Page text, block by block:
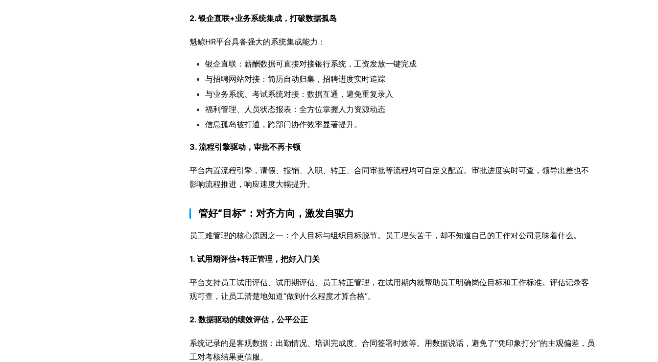
2. 银企直联+业务系统集成，打破数据孤岛
魁鲸HR平台具备强大的系统集成能力：
银企直联：薪酬数据可直接对接银行系统，工资发放一键完成
与招聘网站对接：简历自动归集，招聘进度实时追踪
与业务系统、考试系统对接：数据互通，避免重复录入
福利管理、人员状态报表：全方位掌握人力资源动态
信息孤岛被打通，跨部门协作效率显著提升。
3. 流程引擎驱动，审批不再卡顿
平台内置流程引擎，请假、报销、入职、转正、合同审批等流程均可自定义配置。审批进度实时可查，领导出差也不
影响流程推进，响应速度大幅提升。
管好“目标”：对齐方向，激发自驱力
员工难管理的核心原因之一：个人目标与组织目标脱节。员工埋头苦干，却不知道自己的工作对公司意味着什么。
1. 试用期评估+转正管理，把好入门关
平台支持员工试用评估、试用期评估、员工转正管理，在试用期内就帮助员工明确岗位目标和工作标准。评估记录客
观可查，让员工清楚地知道“做到什么程度才算合格”。
2. 数据驱动的绩效评估，公平公正
系统记录的是客观数据：出勤情况、培训完成度、合同签署时效等。用数据说话，避免了“凭印象打分”的主观偏差，员
工对考核结果更信服。